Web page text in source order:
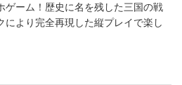
ゲーム！歴史に名を残した三国の戦
により完全再現した縦プレイで楽し